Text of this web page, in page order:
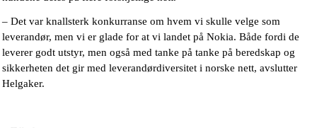
– Det var knallsterk konkurranse om hvem vi skulle velge som
leverandør, men vi er glade for at vi landet på Nokia. Både fordi de
leverer godt utstyr, men også med tanke på tanke på beredskap og
sikkerheten det gir med leverandørdiversitet i norske nett, avslutter
Helgaker.